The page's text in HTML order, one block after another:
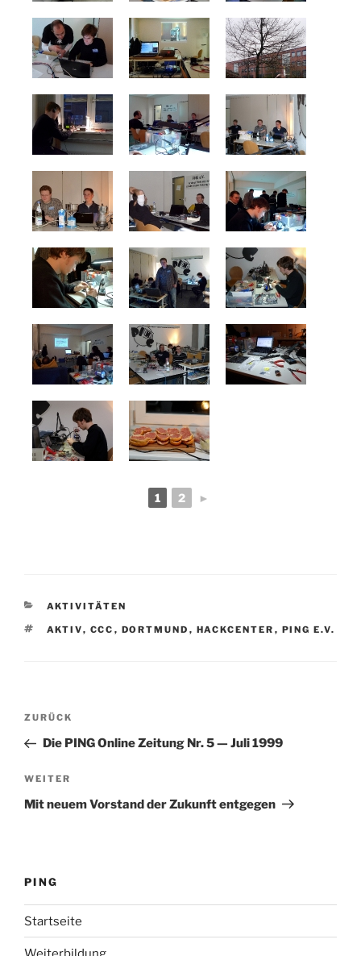
1 2 ►
KATEGORIEN
AKTIVITÄTEN
SCHLAGWÖRTER
AKTIV, CCC , DORTMUND , HACKCENTER , PING E.V.
Beitragsnavigation
Vorheriger
Beitrag
ZURÜCK
Die PING Online Zeitung Nr. 5 — Juli 1999
Nächster
Beitrag
WEITER
Mit neuem Vorstand der Zukunft entgegen
PING
Startseite